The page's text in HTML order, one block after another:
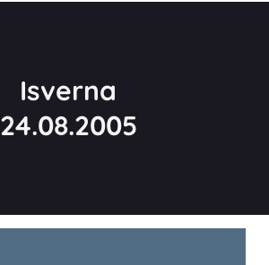
Isverna
24.08.2005